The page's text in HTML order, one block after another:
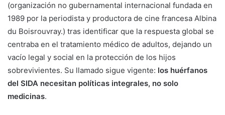
(organización no gubernamental internacional fundada en
1989 por la periodista y productora de cine francesa Albina
du Boisrouvray.) tras identificar que la respuesta global se
centraba en el tratamiento médico de adultos, dejando un
vacío legal y social en la protección de los hijos
sobrevivientes. Su llamado sigue vigente: los huérfanos
del SIDA necesitan políticas integrales, no solo
medicinas.